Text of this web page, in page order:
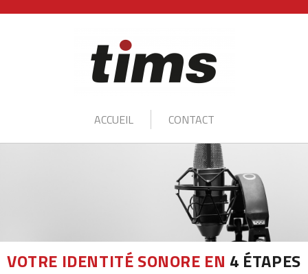
ACCUEIL CONTACT
VOTRE IDENTITÉ SONORE EN 4 ÉTAPES